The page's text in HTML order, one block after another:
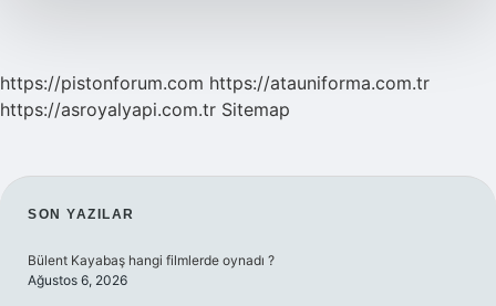
https://pistonforum.com https://atauniforma.com.tr
https://asroyalyapi.com.tr Sitemap
SIDEBAR
SON YAZILAR
Bülent Kayabaş hangi filmlerde oynadı ?
Ağustos 6, 2026